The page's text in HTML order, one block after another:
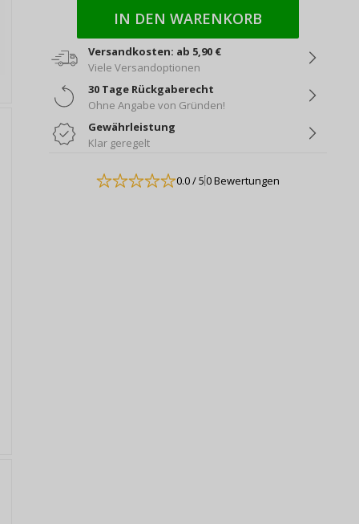
IN DEN WARENKORB
Versandkosten: ab 5,90 €
Viele Versandoptionen
30 Tage Rückgaberecht
Ohne Angabe von Gründen!
Gewährleistung
Klar geregelt
0.0/ 50 Bewertungen